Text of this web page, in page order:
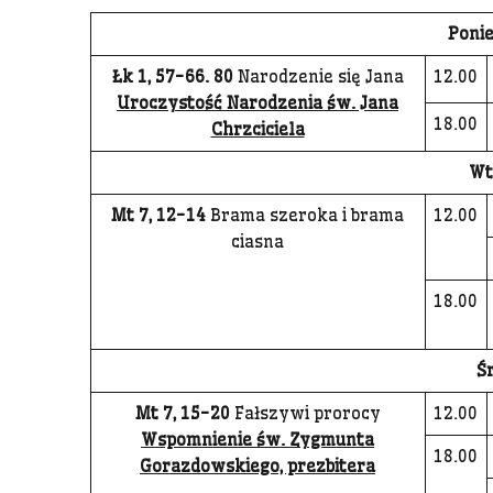
Łk 1, 57-66. 80Narodzenie się Jana
Uroczystość Narodzenia św. Jana
Chrzciciela
12.00
18.00
Mt 7, 12-14 Brama szeroka i brama
ciasna
12.00
18.00
Mt 7, 15-20Fałszywi prorocy
Wspomnienie św. Zygmunta
Gorazdowskiego, prezbitera
12.00
18.00